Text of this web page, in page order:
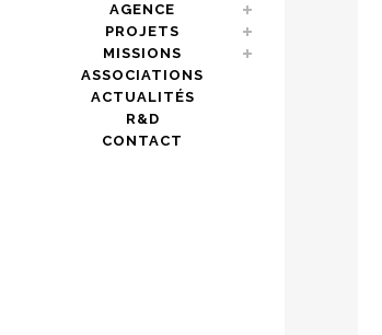
AGENCE
PROJETS
MISSIONS
ASSOCIATIONS
ACTUALITÉS
R&D
CONTACT